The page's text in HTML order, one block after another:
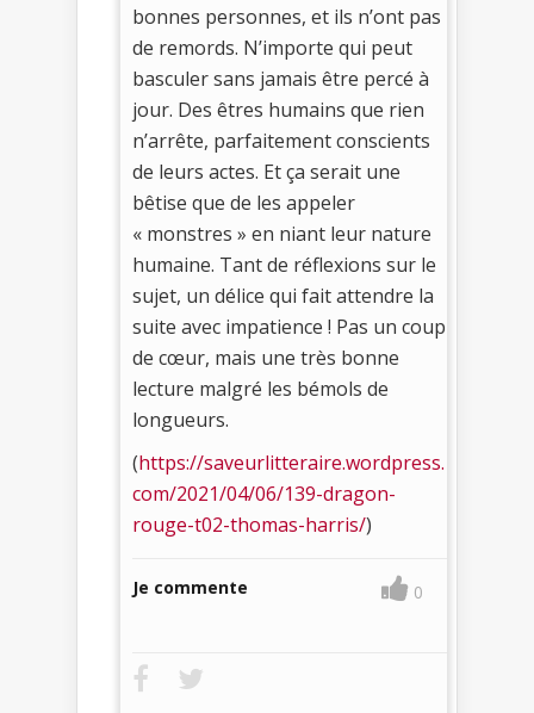
bonnes personnes, et ils n’ont pas
de remords. N’importe qui peut
basculer sans jamais être percé à
jour. Des êtres humains que rien
n’arrête, parfaitement conscients
de leurs actes. Et ça serait une
bêtise que de les appeler
« monstres » en niant leur nature
humaine. Tant de réflexions sur le
sujet, un délice qui fait attendre la
suite avec impatience ! Pas un coup
de cœur, mais une très bonne
lecture malgré les bémols de
longueurs.
(https://saveurlitteraire.wordpress.
com/2021/04/06/139-dragon-
rouge-t02-thomas-harris/)
Je commente 0